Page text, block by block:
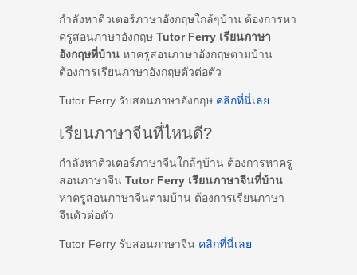
กำลังหาติวเตอร์ภาษาอังกฤษใกล้ๆบ้าน ต้องการหา
ครูสอนภาษาอังกฤษ Tutor Ferry เรียนภาษา
อังกฤษที่บ้าน หาครูสอนภาษาอังกฤษตามบ้าน
ต้องการเรียนภาษาอังกฤษตัวต่อตัว
Tutor Ferry รับสอนภาษาอังกฤษ คลิกที่นี่เลย
เรียนภาษาจีนที่ไหนดี?
กำลังหาติวเตอร์ภาษาจีนใกล้ๆบ้าน ต้องการหาครู
สอนภาษาจีน Tutor Ferry เรียนภาษาจีนที่บ้าน
หาครูสอนภาษาจีนตามบ้าน ต้องการเรียนภาษา
จีนตัวต่อตัว
Tutor Ferry รับสอนภาษาจีน คลิกที่นี่เลย